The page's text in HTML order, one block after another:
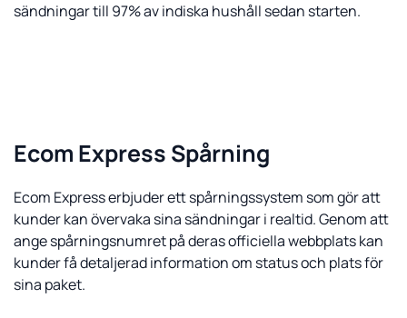
sändningar till 97% av indiska hushåll sedan starten.
Ecom Express Spårning
Ecom Express erbjuder ett spårningssystem som gör att
kunder kan övervaka sina sändningar i realtid. Genom att
ange spårningsnumret på deras officiella webbplats kan
kunder få detaljerad information om status och plats för
sina paket.